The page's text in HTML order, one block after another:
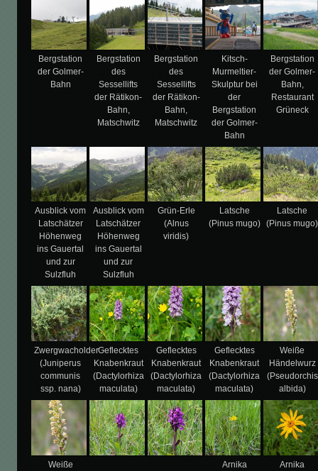
Bergstation
der Golmer-
Bahn
Bergstation
des
Sessellifts
der Rätikon-
Bahn,
Matschwitz
Bergstation
des
Sessellifts
der Rätikon-
Bahn,
Matschwitz
Kitsch-
Murmeltier-
Skulptur bei
der
Bergstation
der Golmer-
Bahn
Bergstation
der Golmer-
Bahn,
Restaurant
Grüneck
Ausblick vom
Latschätzer
Höhenweg
ins Gauertal
und zur
Sulzfluh
Ausblick vom
Latschätzer
Höhenweg
ins Gauertal
und zur
Sulzfluh
Grün-Erle
(Alnus
viridis)
Latsche
(Pinus mugo)
Latsche
(Pinus mugo)
Zwergwacholder
(Juniperus
communis
ssp. nana)
Geflecktes
Knabenkraut
(Dactylorhiza
maculata)
Geflecktes
Knabenkraut
(Dactylorhiza
maculata)
Geflecktes
Knabenkraut
(Dactylorhiza
maculata)
Weiße
Händelwurz
(Pseudorchis
albida)
Weiße
Arnika
Arnika